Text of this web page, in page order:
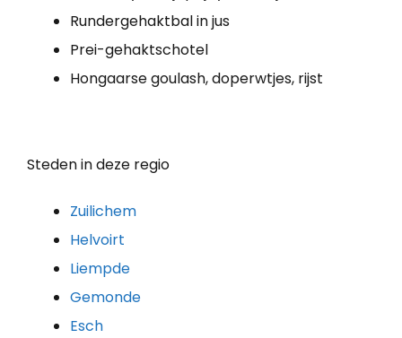
Rundergehaktbal in jus
Prei-gehaktschotel
Hongaarse goulash, doperwtjes, rijst
Steden in deze regio
Zuilichem
Helvoirt
Liempde
Gemonde
Esch